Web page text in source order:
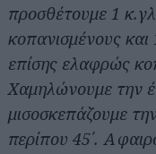
προσθέτουμε 1
κοπανισμένους και
επίσης ελαφρώς
Χαμηλώνουμε την
μισοσκεπάζουμε
περίπου 45΄.